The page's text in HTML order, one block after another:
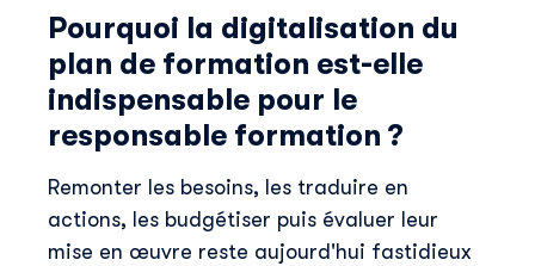
Pourquoi la digitalisation du
plan de formation est-elle
indispensable pour le
responsable formation ?
Remonter les besoins, les traduire en
actions, les budgétiser puis évaluer leur
mise en œuvre reste aujourd'hui fastidieux